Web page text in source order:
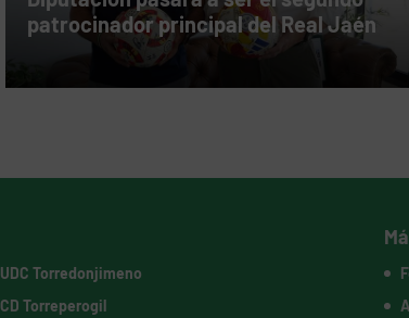
patrocinador principal del Real Jaén
UDC Torredonjimeno
CD Torreperogil